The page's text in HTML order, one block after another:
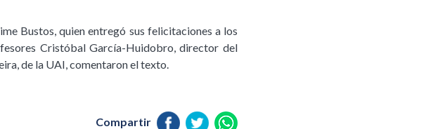
Bustos, quien entregó sus felicitaciones a los
Cristóbal García-Huidobro, director del
de la UAI, comentaron el texto.
Compartir